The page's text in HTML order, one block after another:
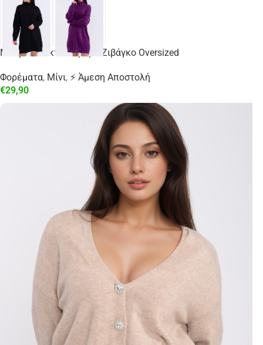
Μαύρο Πλεκτό Φόρεμα Ζιβάγκο Oversized
Φορέματα, Μίνι, ⚡ Άμεση Αποστολή
€29,90